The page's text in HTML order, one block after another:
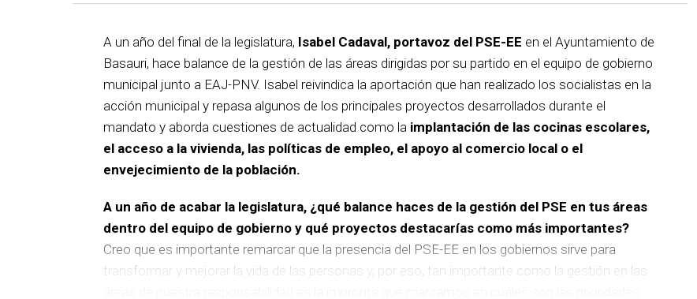
A un año del final de la legislatura, Isabel Cadaval, portavoz del PSE-EE en el Ayuntamiento de
Basauri, hace balance de la gestión de las áreas dirigidas por su partido en el equipo de gobierno
municipal junto a EAJ-PNV. Isabel reivindica la aportación que han realizado los socialistas en la
acción municipal y repasa algunos de los principales proyectos desarrollados durante el
mandato y aborda cuestiones de actualidad como la implantación de las cocinas escolares,
el acceso a la vivienda, las políticas de empleo, el apoyo al comercio local o el
envejecimiento de la población.
A un año de acabar la legislatura, ¿qué balance haces de la gestión del PSE en tus áreas
dentro del equipo de gobierno y qué proyectos destacarías como más importantes?
Creo que es importante remarcar que la presencia del PSE-EE en los gobiernos sirve para
transformar y mejorar la vida de las personas y, por eso, tan importante como la gestión en las